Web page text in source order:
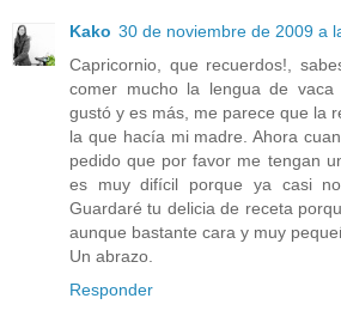
Kako 30 de noviembre de 2009 a
Capricornio, que recuerdos!,
comer mucho la lengua de
gustó y es más, me parece que la
la que hacía mi madre. Ahora
pedido que por favor me tengan
es muy difícil porque ya casi
Guardaré tu delicia de receta
aunque bastante cara y muy
Un abrazo.
Responder